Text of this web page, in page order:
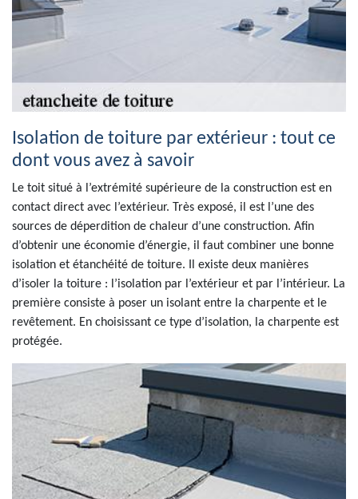
Isolation de toiture par extérieur : tout ce
dont vous avez à savoir
Le toit situé à l’extrémité supérieure de la construction est en
contact direct avec l’extérieur. Très exposé, il est l’une des
sources de déperdition de chaleur d’une construction. Afin
d’obtenir une économie d’énergie, il faut combiner une bonne
isolation et étanchéité de toiture. Il existe deux manières
d’isoler la toiture : l’isolation par l’extérieur et par l’intérieur. La
première consiste à poser un isolant entre la charpente et le
revêtement. En choisissant ce type d’isolation, la charpente est
protégée.